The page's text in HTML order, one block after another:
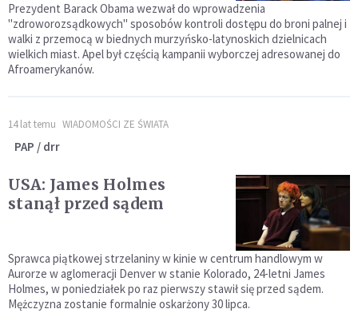
Prezydent Barack Obama wezwał do wprowadzenia
"zdroworozsądkowych" sposobów kontroli dostępu do broni palnej i
walki z przemocą w biednych murzyńsko-latynoskich dzielnicach
wielkich miast. Apel był częścią kampanii wyborczej adresowanej do
Afroamerykanów.
14 lat temu WIADOMOŚCI ZE ŚWIATA
PAP / drr
USA: James Holmes
stanął przed sądem
Sprawca piątkowej strzelaniny w kinie w centrum handlowym w
Aurorze w aglomeracji Denver w stanie Kolorado, 24-letni James
Holmes, w poniedziałek po raz pierwszy stawił się przed sądem.
Mężczyzna zostanie formalnie oskarżony 30 lipca.